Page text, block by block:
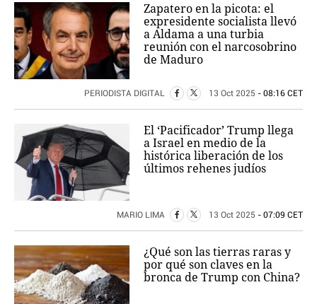
Zapatero en la picota: el
expresidente socialista llevó
a Aldama a una turbia
reunión con el narcosobrino
de Maduro
PERIODISTA DIGITAL 13 Oct 2025 - 08:16 CET
El ‘Pacificador’ Trump llega
a Israel en medio de la
histórica liberación de los
últimos rehenes judíos
MARIO LIMA 13 Oct 2025 - 07:09 CET
¿Qué son las tierras raras y
por qué son claves en la
bronca de Trump con China?